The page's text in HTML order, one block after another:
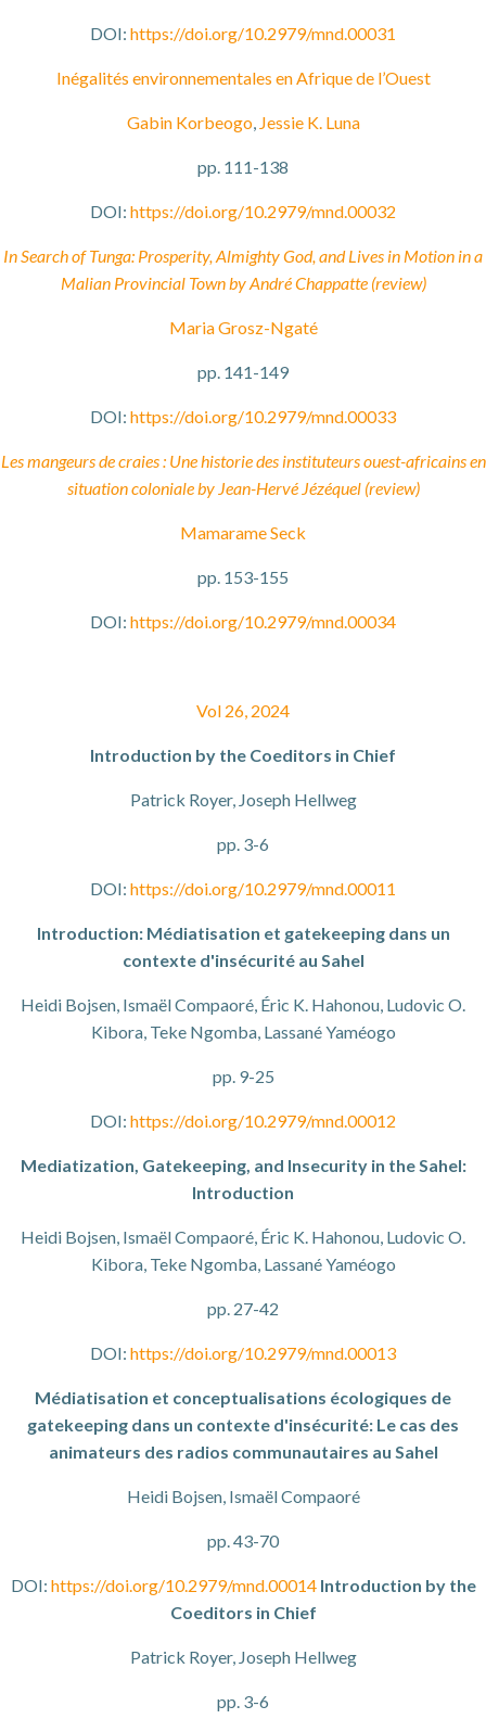
DOI: https://doi.org/10.2979/mnd.00031
Inégalités environnementales en Afrique de l’Ouest
Gabin Korbeogo, Jessie K. Luna
pp. 111-138
DOI: https://doi.org/10.2979/mnd.00032
In Search of Tunga: Prosperity, Almighty God, and Lives in Motion in a
Malian Provincial Town by André Chappatte (review)
Maria Grosz-Ngaté
pp. 141-149
DOI: https://doi.org/10.2979/mnd.00033
Les mangeurs de craies : Une historie des instituteurs ouest-africains en
situation coloniale by Jean-Hervé Jézéquel (review)
Mamarame Seck
pp. 153-155
DOI: https://doi.org/10.2979/mnd.00034
Vol 26, 2024
Introduction by the Coeditors in Chief
Patrick Royer, Joseph Hellweg
pp. 3-6
DOI: https://doi.org/10.2979/mnd.00011
Introduction: Médiatisation et gatekeeping dans un
contexte d'insécurité au Sahel
Heidi Bojsen, Ismaël Compaoré, Éric K. Hahonou, Ludovic O.
Kibora, Teke Ngomba, Lassané Yaméogo
pp. 9-25
DOI: https://doi.org/10.2979/mnd.00012
Mediatization, Gatekeeping, and Insecurity in the Sahel:
Introduction
Heidi Bojsen, Ismaël Compaoré, Éric K. Hahonou, Ludovic O.
Kibora, Teke Ngomba, Lassané Yaméogo
pp. 27-42
DOI: https://doi.org/10.2979/mnd.00013
Médiatisation et conceptualisations écologiques de
gatekeeping dans un contexte d'insécurité: Le cas des
animateurs des radios communautaires au Sahel
Heidi Bojsen, Ismaël Compaoré
pp. 43-70
DOI: https://doi.org/10.2979/mnd.00014 Introduction by the
Coeditors in Chief
Patrick Royer, Joseph Hellweg
pp. 3-6